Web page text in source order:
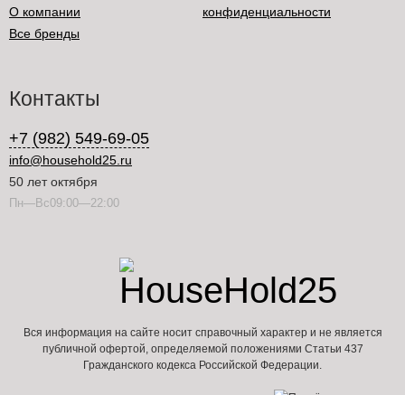
О компании
Все бренды
конфиденциальности
Контакты
+7 (982) 549-69-05
info@household25.ru
50 лет октября
Пн—Вс09:00—22:00
Вся информация на сайте носит справочный характер и не является
публичной офертой, определяемой положениями Статьи 437
Гражданского кодекса Российской Федерации.